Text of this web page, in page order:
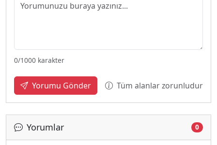
0/1000 karakter
Yorumu Gönder Tüm alanlar zorunludur
Yorumlar 0